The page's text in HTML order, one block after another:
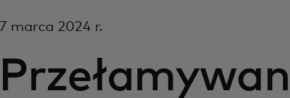
7 marca 2024 r.